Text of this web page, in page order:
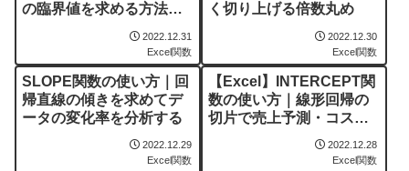
の臨界値を求める方法を
2022.12.31
Excel関数
く切り上げる倍数丸め
2022.12.30
Excel関数
SLOPE関数の使い方｜回
帰直線の傾きを求めてデ
ータの変化率を分析する
2022.12.29
Excel関数
【Excel】INTERCEPT関
数の使い方｜線形回帰の
切片で売上予測・コスト
2022.12.28
Excel関数